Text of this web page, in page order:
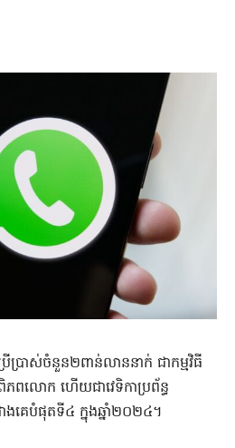
ប្រាស់ចំនួន២ពាន់លាននាក់ ជាកម្មវិធី
ពលោក ហើយជាវេទិកាប្រព័ន្ធ
គេបំផុតទី៤ ក្នុងឆ្នាំ២០២៤។